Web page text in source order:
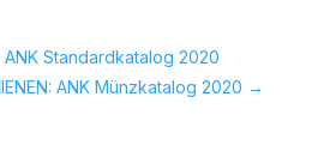
ANK Standardkatalog 2020
ANK Münzkatalog 2020 →